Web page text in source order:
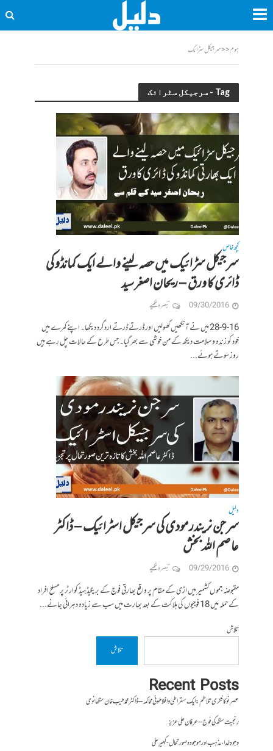
ہوم<<سرجیکل سٹرائک
Tag - سرجیکل سٹرائک
کچھ خاص
سرجیکل سڑائیک میں حصہ لینے والے ایک کمانڈو کی
ڈائری کا ورق – ریحان اصغر سید
09/30/2016 تبصرہ لکھیے
28-9-16 میں نے آنکھیں کھولیں اور ڈرتے ڈرتے اردگرد دیکھا۔ اپنے کمرے میں
خود کو زندہ و سلامت دیکھ کے من خوشی سے بھر گیا۔ جس طرح کے حالات چل رہے ہیں
روز سوتے ہوئے...
دلیل
سرجن نریندر مودی کی سرجیکل اسٹرائیک – ڈاکٹر
عاصم اللہ بخش
09/29/2016 تبصرہ لکھیے
مقبوضہ جموں کشمیر میں اڑی کے مقام پر واقع بھارتی فوج کے بریگیڈ ہیڈ کوارٹر پر مسلح افراد
کے حملہ میں 18 فوجیوں کی ہلاکت کے بعد بھارت میں سب سے زیادہ دہرائی جانے...
تلاش
تلاش
Recent Posts
عصرِ نو کا فکری تلاطم: ایک سقراطی و افلاطونی محاکمہ – ڈاکٹر محمد طیب خان سنگھانوی
رنجیت سنگھ کی فوج – عرفان علی عزیز
وجودِ خدا، مذہب اور موجودہ صورتحال- کبیر علی